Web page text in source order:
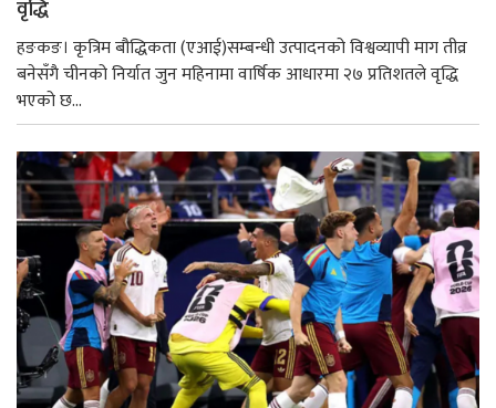
वृद्धि
हङकङ। कृत्रिम बौद्धिकता (एआई)सम्बन्धी उत्पादनको विश्वव्यापी माग तीव्र
बनेसँगै चीनको निर्यात जुन महिनामा वार्षिक आधारमा २७ प्रतिशतले वृद्धि
भएको छ...